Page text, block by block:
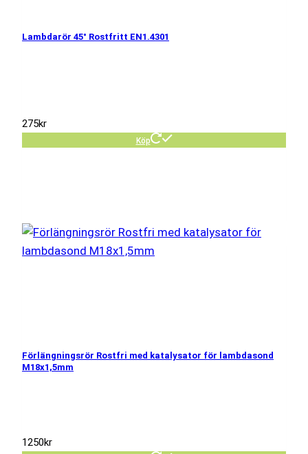
Lambdarör 45° Rostfritt EN1.4301
275kr
Köp
Förlängningsrör Rostfri med katalysator för lambdasond
M18x1,5mm
1250kr